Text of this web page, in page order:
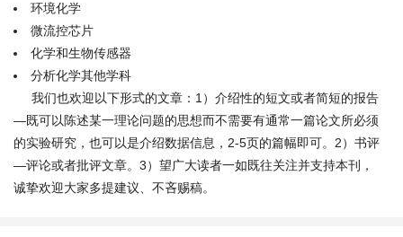
环境化学
微流控芯片
化学和生物传感器
分析化学其他学科
我们也欢迎以下形式的文章：1）介绍性的短文或者简短的报告
—既可以陈述某一理论问题的思想而不需要有通常一篇论文所必须
的实验研究，也可以是介绍数据信息，2-5页的篇幅即可。2）书评
—评论或者批评文章。3）望广大读者一如既往关注并支持本刊，
诚挚欢迎大家多提建议、不吝赐稿。